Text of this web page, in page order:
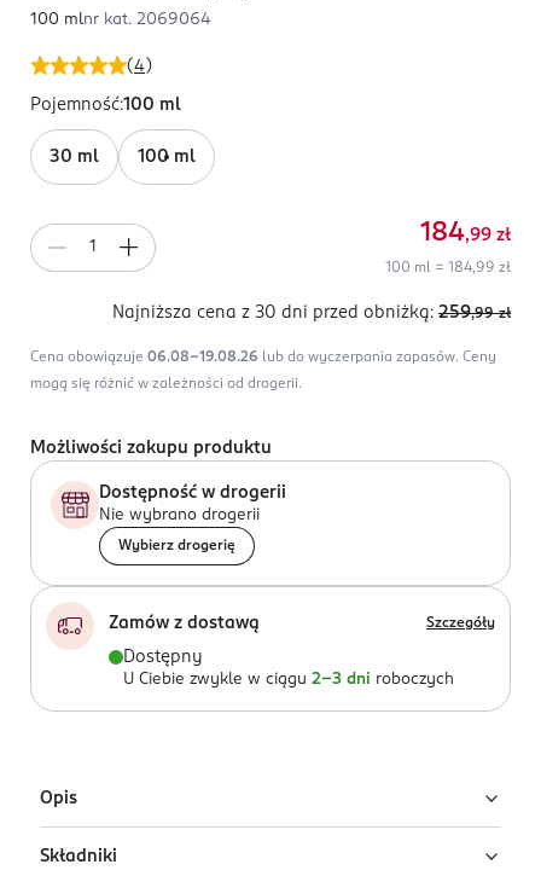
(4 )
100 mlnr kat. 2069064
Pojemność:100 ml
30 ml 100 ml
184,99 zł
100 ml = 184,99 zł
Najniższa cena z 30 dni przed obniżką: 259,99 zł
Cena obowiązuje 06.08-19.08.26 lub do wyczerpania zapasów. Ceny
mogą się różnić w zależności od drogerii.
Możliwości zakupu produktu
Dostępność w drogerii
Nie wybrano drogerii
Wybierz drogerię
Zamów z dostawą Szczegóły
Dostępny
U Ciebie zwykle w ciągu 2-3 dni roboczych
Opis
Męska woda toaletowa Tommy Now od marki Tommy
Składniki